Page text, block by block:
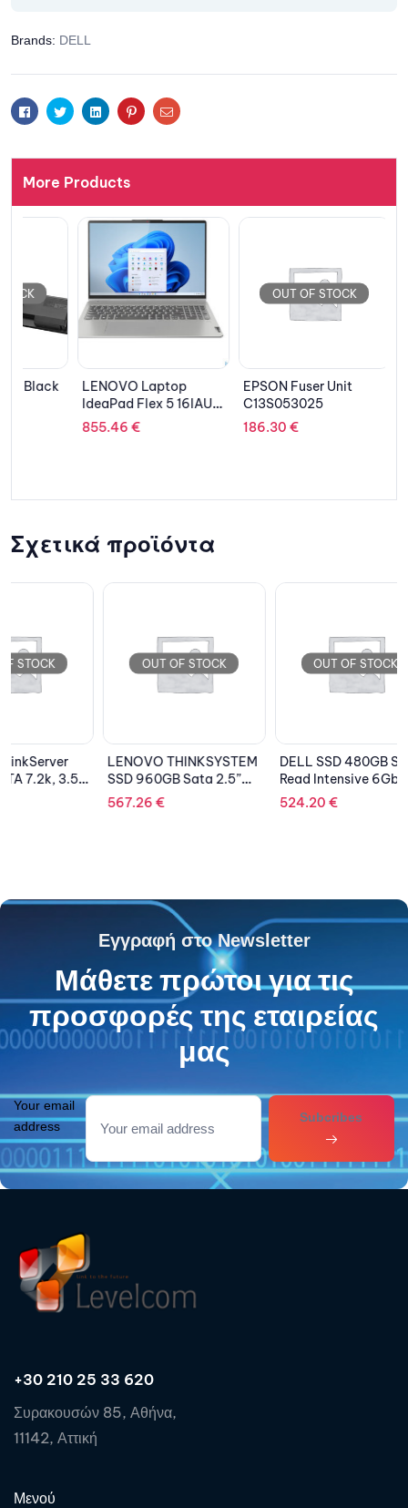
Brands: DELL
FacebookTwitterLinkedinPinterestEmail
More Products
LENOVO Laptop
IdeaPad Flex 5 16IAU7
Convertible, 16”
€
OUT OF STOCK
EPSON Fuser Unit
C13S053025
€
TP-LINK
Σχετικά προϊόντα
OUT OF STOCK
LENOVO THINKSYSTEM
SSD 960GB Sata 2.5”
Hot-Swap 6Gbps,S4510
OUT OF STOCK
DELL SSD 480GB SATA
Read Intensive 6Gbps
512e 3.5” HYB Cabled
Lenovo
16GB
Εγγραφή στο Newsletter
Μάθετε πρώτοι για τις
προσφορές της εταιρείας
μας
Your email
address
Subcribes
+30 210 25 33 620
Συρακουσών 85, Αθήνα,
11142, Αττική
Μενού